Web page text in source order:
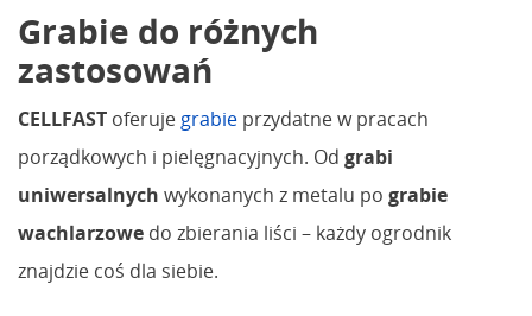
Grabie do różnych
zastosowań
CELLFAST oferuje grabie przydatne w pracach
porządkowych i pielęgnacyjnych. Od grabi
uniwersalnych wykonanych z metalu po grabie
wachlarzowe do zbierania liści – każdy ogrodnik
znajdzie coś dla siebie.